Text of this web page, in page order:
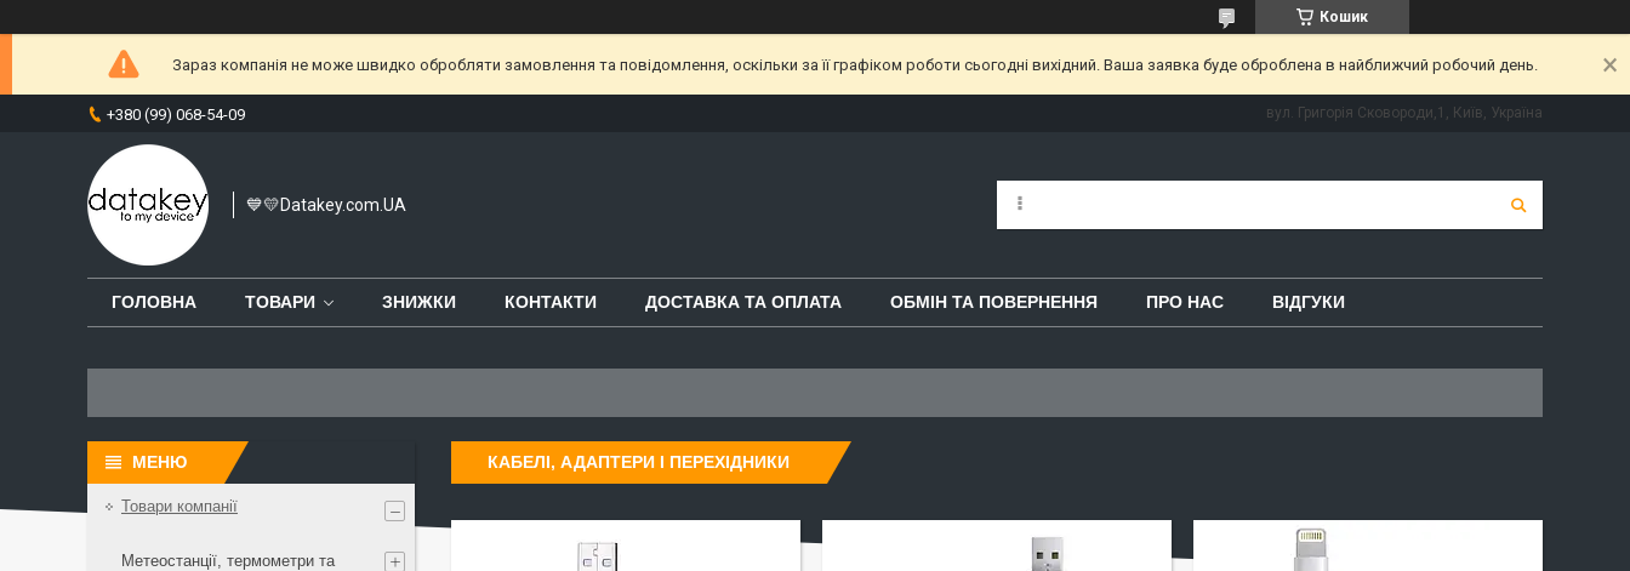
Кошик
Зараз компанія не може швидко обробляти замовлення та повідомлення, оскільки за її графіком роботи сьогодні вихідний. Ваша заявка буде оброблена в найближчий робочий день.
+380 (99) 068-54-09 вул. Григорія Сковороди,1, Київ, Україна
💙💛Datakey.com.UA
ГОЛОВНА ТОВАРИ ЗНИЖКИ КОНТАКТИ ДОСТАВКА ТА ОПЛАТА ОБМІН ТА ПОВЕРНЕННЯ ПРО НАС ВІДГУКИ
КАБЕЛІ, АДАПТЕРИ І ПЕРЕХІДНИКИ
Товари компанії
Метеостанції, термометри та